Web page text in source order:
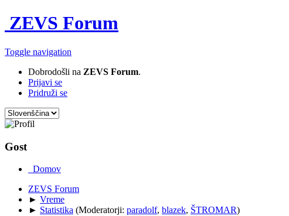
ZEVS Forum
Toggle navigation
Dobrodošli na ZEVS Forum.
Prijavi se
Pridruži se
Gost
Domov
ZEVS Forum
► Vreme
► Statistika (Moderatorji: paradolf, blazek, ŠTROMAR)